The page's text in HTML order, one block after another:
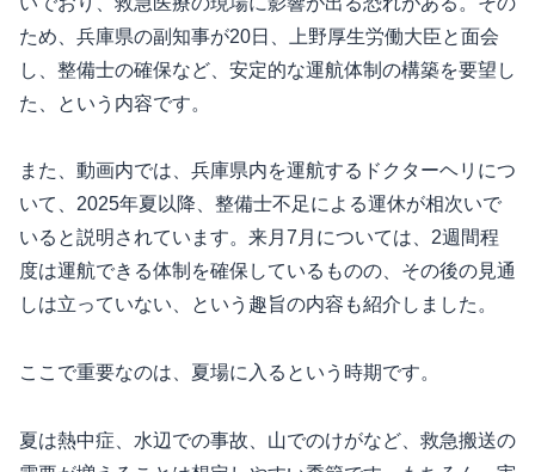
ため、兵庫県の副知事が20日、上野厚生労働大臣と面会
し、整備士の確保など、安定的な運航体制の構築を要望し
た、という内容です。
また、動画内では、兵庫県内を運航するドクターヘリにつ
いて、2025年夏以降、整備士不足による運休が相次いで
いると説明されています。来月7月については、2週間程
度は運航できる体制を確保しているものの、その後の見通
しは立っていない、という趣旨の内容も紹介しました。
ここで重要なのは、夏場に入るという時期です。
夏は熱中症、水辺での事故、山でのけがなど、救急搬送の